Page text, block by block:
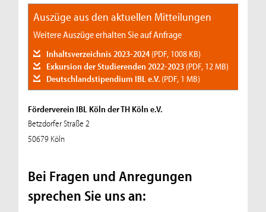
Auszüge aus den aktuellen Mitteilungen
Weitere Auszüge erhalten Sie auf Anfrage
Inhaltsverzeichnis 2023-2024(PDF, 1008 KB)
Exkursion der Studierenden 2022-2023 (PDF, 12 MB)
Deutschlandstipendium IBL e.V. (PDF, 1 MB)
Förderverein IBL Köln der TH Köln e.V.
Betzdorfer Straße 2
50679 Köln
Bei Fragen und Anregungen
sprechen Sie uns an: